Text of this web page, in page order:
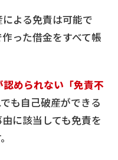
よる免責は可能で
った借金をすべて帳
められない「免責不
も自己破産ができる
に該当しても免責を